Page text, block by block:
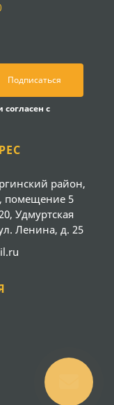
Подписаться
согласен с
район,
помещение 5
Удмуртская
Ленина, д. 25